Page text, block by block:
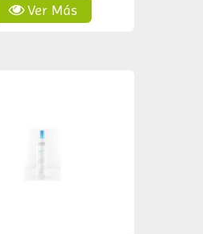
Ver Más